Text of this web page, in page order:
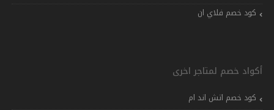
كود خصم فلاي ان
أكواد خصم لمتاجر اخرى
كود خصم اتش اند ام